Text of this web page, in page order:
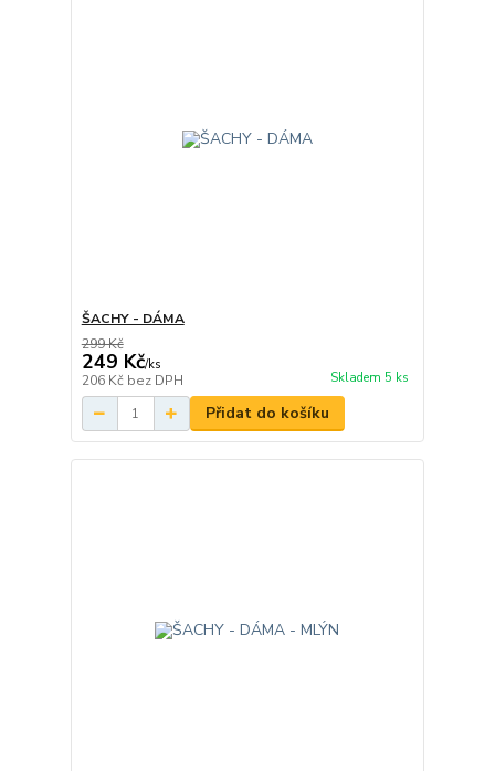
ŠACHY - DÁMA
299 Kč
249 Kč/ks
206 Kč bez DPH Skladem 5 ks
Přidat do košíku